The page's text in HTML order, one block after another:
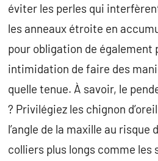
éviter les perles qui
les anneaux étroite en
pour obligation de
intimidation de faire des
quelle tenue. À savoir, le
? Privilégiez les chignon
l’angle de la maxille au
colliers plus longs comme les